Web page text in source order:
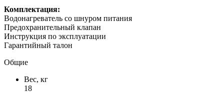
Комплектация:
Водонагреватель со шнуром питания
Предохранительный клапан
Инструкция по эксплуатации
Гарантийный талон
Общие
Вес, кг
18